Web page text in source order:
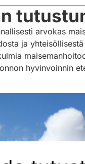
arvokas
ja
hyvinvoinnin